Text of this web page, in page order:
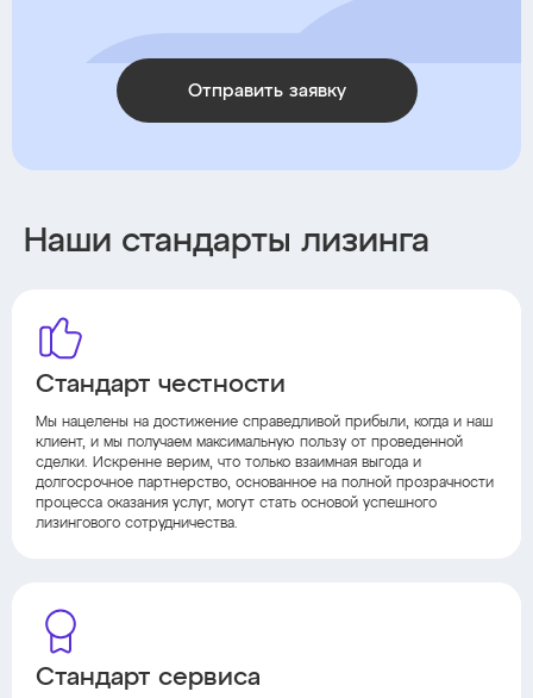
Отправить заявку
Наши стандарты лизинга
Стандарт честности
Мы нацелены на достижение справедливой прибыли, когда и наш
клиент, и мы получаем максимальную пользу от проведенной
сделки. Искренне верим, что только взаимная выгода и
долгосрочное партнерство, основанное на полной прозрачности
процесса оказания услуг, могут стать основой успешного
лизингового сотрудничества.
Стандарт сервиса